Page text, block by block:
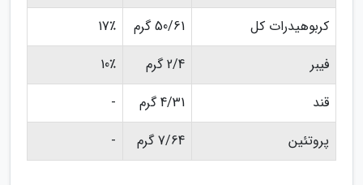
کربوهیدرات کل 50/61 گرم
17٪
فیبر
2/4 گرم
10٪
قند
4/31 گرم
-
پروتئین
7/64 گرم -